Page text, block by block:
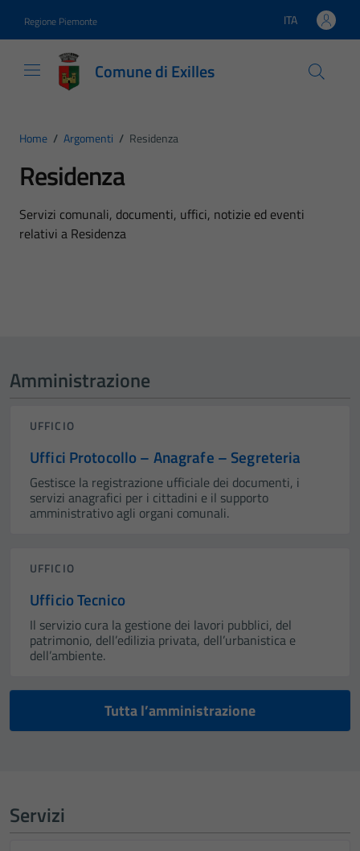
Regione Piemonte Lingua attiva:
ITA
Comune di Exilles
Home / Argomenti / Residenza
Residenza
Dettagli dell'argomento
Servizi comunali, documenti, uffici, notizie ed eventi
relativi a Residenza
Amministrazione
UFFICIO
Uffici Protocollo – Anagrafe – Segreteria
Gestisce la registrazione ufficiale dei documenti, i
servizi anagrafici per i cittadini e il supporto
amministrativo agli organi comunali.
UFFICIO
Ufficio Tecnico
Il servizio cura la gestione dei lavori pubblici, del
patrimonio, dell’edilizia privata, dell’urbanistica e
dell’ambiente.
Tutta l’amministrazione
Servizi